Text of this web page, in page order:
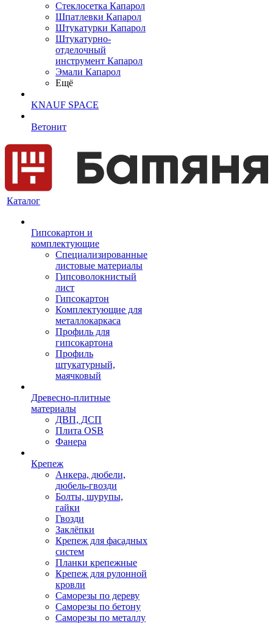
Cтеклосетка Капарол
Шпатлевки Капарол
Штукатурки Капарол
Штукатурно-
отделочный
инструмент Капарол
Эмали Капарол
Ещё
KNAUF SPACE
Ветонит
Каталог
Гипсокартон и
комплектующие
Специализированные
листовые материалы
Гипсоволокнистый
лист
Гипсокартон
Комплектующие для
металлокаркаса
Профиль для
гипсокартона
Профиль
штукатурный,
маячковый
Древесно-плитные
материалы
ДВП, ДСП
Плита OSB
Фанера
Крепеж
Анкера, дюбели,
дюбель-гвозди
Болты, шурупы,
гайки
Гвозди
Заклёпки
Крепеж для фасадных
систем
Планки крепежные
Крепеж для рулонной
кровли
Саморезы по дереву
Саморезы по бетону
Саморезы по металлу